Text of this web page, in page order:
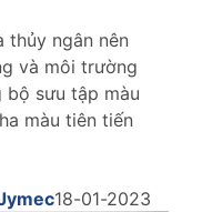
thủy ngân nên
và môi trường
bộ sưu tập màu
màu tiên tiến
18-01-2023